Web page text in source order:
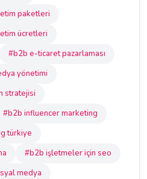
paketleri
ücretleri
#b2b e-ticaret pazarlaması
yönetimi
stratejisi
#b2b influencer marketing
türkiye
#b2b işletmeler için seo
medya